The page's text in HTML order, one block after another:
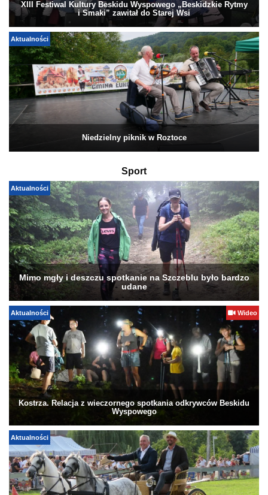
XIII Festiwal Kultury Beskidu Wyspowego „Beskidzkie Rytmy
i Smaki” zawitał do Starej Wsi
Aktualności
Niedzielny piknik w Roztoce
Sport
Aktualności
Mimo mgły i deszczu spotkanie na Szczeblu było bardzo
udane
Aktualności Wideo
Kostrza. Relacja z wieczornego spotkania odkrywców Beskidu
Wyspowego
Aktualności